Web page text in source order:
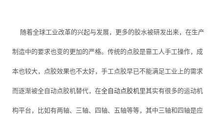
随着全球工业改革的兴起与发展，更多的胶水被研发出来，在生产
制造中的要求也变的更加的严格。传统的点胶是靠工人手工操作，成
本也较大，点胶效果也不太好，手工点胶早已不能满足工业上的需求
而逐渐被全自动点胶机替代，在全自动点胶机里其实有很多的运动机
构平台，比如有两轴、三轴、四轴、五轴等等，其中三轴和四轴是应